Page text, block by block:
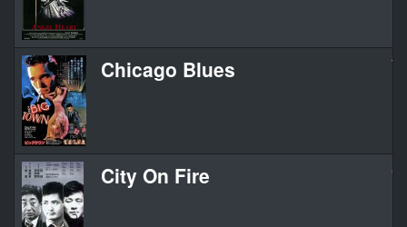
Chicago Blues
City On Fire